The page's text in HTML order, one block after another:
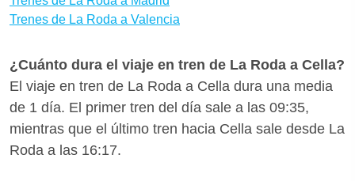
medios de transporte mejores para llegar a Cella
trenes, y escoger la mejor opción para ti en pocos
clics.
Trenes de La Roda a Valencia
¿Cuánto dura el viaje en tren de La Roda a Cella?
El viaje en tren de La Roda a Cella dura una media
de 1 día. El primer tren del día sale a las 09:35,
mientras que el último tren hacia Cella sale desde La
Roda a las 16:17.